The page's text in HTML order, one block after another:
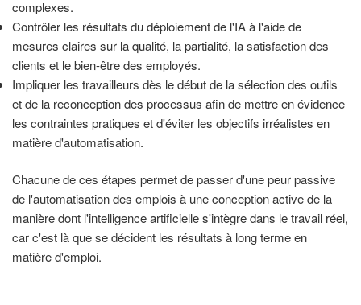
complexes.
Contrôler les résultats du déploiement de l'IA à l'aide de
mesures claires sur la qualité, la partialité, la satisfaction des
clients et le bien-être des employés.
Impliquer les travailleurs dès le début de la sélection des outils
et de la reconception des processus afin de mettre en évidence
les contraintes pratiques et d'éviter les objectifs irréalistes en
matière d'automatisation.
Chacune de ces étapes permet de passer d'une peur passive
de l'automatisation des emplois à une conception active de la
manière dont l'intelligence artificielle s'intègre dans le travail réel,
car c'est là que se décident les résultats à long terme en
matière d'emploi.